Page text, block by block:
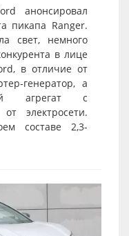
анонсировал
пикапа Ranger.
свет, немного
в лице
в отличие от
генератор, а
агрегат с
электросети.
составе 2,3-